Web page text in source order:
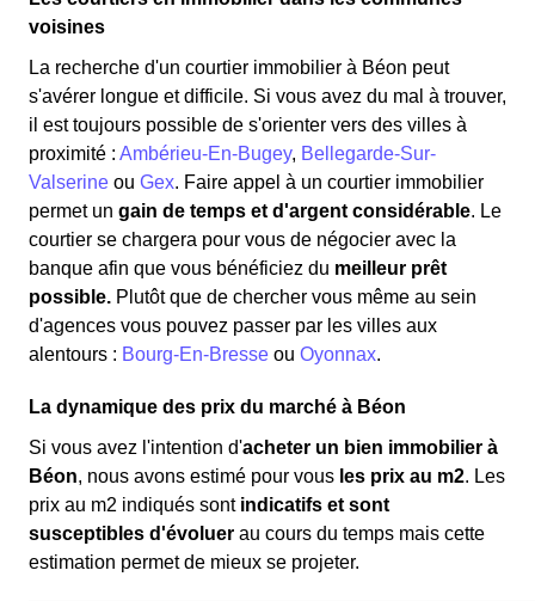
voisines
La recherche d'un courtier immobilier à Béon peut
s'avérer longue et difficile. Si vous avez du mal à trouver,
il est toujours possible de s'orienter vers des villes à
proximité : Ambérieu-En-Bugey, Bellegarde-Sur-
Valserine ou Gex. Faire appel à un courtier immobilier
permet un gain de temps et d'argent considérable. Le
courtier se chargera pour vous de négocier avec la
banque afin que vous bénéficiez du meilleur prêt
possible. Plutôt que de chercher vous même au sein
d'agences vous pouvez passer par les villes aux
alentours : Bourg-En-Bresse ou Oyonnax.
La dynamique des prix du marché à Béon
Si vous avez l'intention d'acheter un bien immobilier à
Béon, nous avons estimé pour vous les prix au m2. Les
prix au m2 indiqués sont indicatifs et sont
susceptibles d'évoluer au cours du temps mais cette
estimation permet de mieux se projeter.